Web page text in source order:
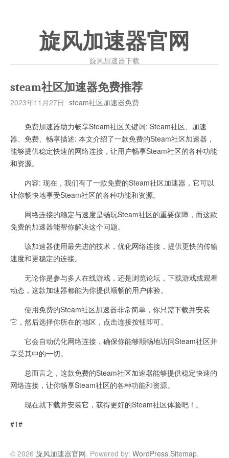
旋风加速器官网
旋风加速器下载
steam社区加速器免费推荐
2023年11月27日 steam社区加速器免费
免费加速器助力畅享Steam社区关键词: Steam社区、加速
器、免费、畅享描述: 本文介绍了一款免费的Steam社区加速器，
能够提供稳定快速的网络连接，让用户畅享Steam社区的各种功能
和资源。
内容: 现在，我们有了一款免费的Steam社区加速器，它可以
让你畅快地享受Steam社区的各种功能和资源。
网络连接的稳定与速度是畅玩Steam社区的重要保障，而这款
免费的加速器能帮你解决这个问题。
该加速器使用最先进的技术，优化网络连接，提供更快的传输
速度和更稳定的连接。
无论你是参与多人在线游戏，还是浏览论坛，下载游戏或观看
动态，这款加速器都能为你提供顺畅的用户体验。
使用免费的Steam社区加速器非常简单，你只需下载并安装
它，然后选择你所在的地区，点击连接按钮即可。
它会自动优化网络连接，确保你能够顺畅地访问Steam社区并
享受其中的一切。
总而言之，这款免费的Steam社区加速器能够提供稳定快速的
网络连接，让你畅享Steam社区的各种功能和资源。
现在就下载并安装它，获得更好的Steam社区体验吧！。
#1#
© 2026 旋风加速器官网. Powered by: WordPress.Sitemap.